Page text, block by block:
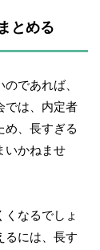
とめる
であれば、
では、内定者
め、長すぎる
いかねませ
なるでしょ
るには、長す